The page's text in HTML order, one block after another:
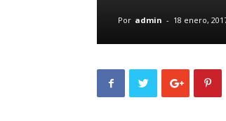
Por admin - 18 enero,